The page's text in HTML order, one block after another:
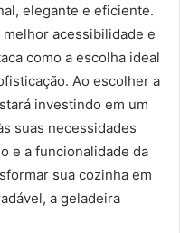
elegante e eficiente.
acessibilidade e
como a escolha ideal
Ao escolher a
investindo em um
suas necessidades
e a funcionalidade da
sua cozinha em
a geladeira